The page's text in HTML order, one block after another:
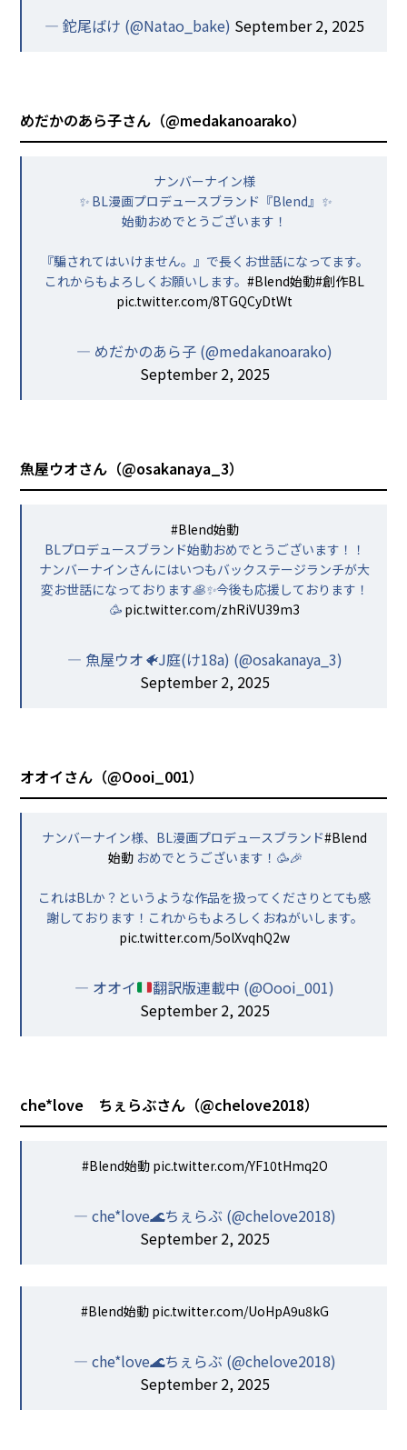
— 鉈尾ばけ (@Natao_bake) September 2, 2025
めだかのあら子さん（@medakanoarako）
ナンバーナイン様
✨ BL漫画プロデュースブランド『Blend』✨
始動おめでとうございます！
『騙されてはいけません。』で長くお世話になってます。
これからもよろしくお願いします。 #Blend始動#創作BL
pic.twitter.com/8TGQCyDtWt
— めだかのあら子 (@medakanoarako)
September 2, 2025
魚屋ウオさん（@osakanaya_3）
#Blend始動
BLプロデュースブランド始動おめでとうございます！！
ナンバーナインさんにはいつもバックステージランチが大
変お世話になっております🥞✨今後も応援しております！
🥳 pic.twitter.com/zhRiVU39m3
— 魚屋ウオ🐠J庭(け18a) (@osakanaya_3)
September 2, 2025
オオイさん（@Oooi_001）
ナンバーナイン様、BL漫画プロデュースブランド#Blend
始動おめでとうございます！🥳🎉
これはBLか？というような作品を扱ってくださりとても感
謝しております！これからもよろしくおねがいします。
pic.twitter.com/5olXvqhQ2w
— オオイ
翻訳版連載中 (@Oooi_001)
September 2, 2025
che*love ちぇらぶさん（@chelove2018）
#Blend始動 pic.twitter.com/YF10tHmq2O
— che*love🌊ちぇらぶ (@chelove2018)
September 2, 2025
#Blend始動 pic.twitter.com/UoHpA9u8kG
— che*love🌊ちぇらぶ (@chelove2018)
September 2, 2025